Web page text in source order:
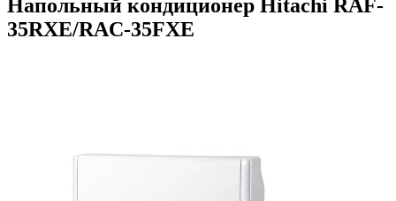
Напольный кондиционер Hitachi RAF-
35RXE/RAC-35FXE